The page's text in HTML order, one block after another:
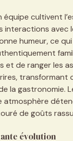
équipe cultivent
interactions avec
humeur, ce
et de ranger les
transformant
la gastronomie.
de goûts
évolution